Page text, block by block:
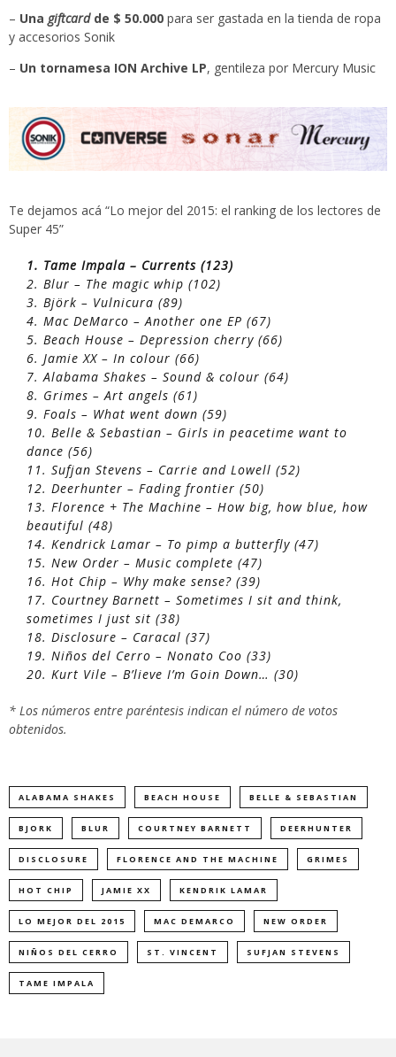
– Una giftcardde $ 50.000 para ser gastada en la tienda de ropa
y accesorios Sonik
– Un tornamesa ION Archive LP, gentileza por Mercury Music
Te dejamos acá “Lo mejor del 2015: el ranking de los lectores de
Super 45”
1. Tame Impala – Currents (123)
2. Blur – The magic whip (102)
3. Björk – Vulnicura (89)
4. Mac DeMarco – Another one EP (67)
5. Beach House – Depression cherry (66)
6. Jamie XX – In colour (66)
7. Alabama Shakes – Sound & colour (64)
8. Grimes – Art angels (61)
9. Foals – What went down (59)
10. Belle & Sebastian – Girls in peacetime want to
dance (56)
11. Sufjan Stevens – Carrie and Lowell (52)
12. Deerhunter – Fading frontier (50)
13. Florence + The Machine – How big, how blue, how
beautiful (48)
14. Kendrick Lamar – To pimp a butterfly (47)
15. New Order – Music complete (47)
16. Hot Chip – Why make sense? (39)
17. Courtney Barnett – Sometimes I sit and think,
sometimes I just sit (38)
18. Disclosure – Caracal (37)
19. Niños del Cerro – Nonato Coo (33)
20. Kurt Vile – B’lieve I’m Goin Down… (30)
* Los números entre paréntesis indican el número de votos
obtenidos.
ALABAMA SHAKES BEACH HOUSE BELLE & SEBASTIAN
BJORK BLUR COURTNEY BARNETT DEERHUNTER
DISCLOSURE FLORENCE AND THE MACHINE GRIMES
HOT CHIP JAMIE XX KENDRIK LAMAR
LO MEJOR DEL 2015 MAC DEMARCO NEW ORDER
NIÑOS DEL CERRO ST. VINCENT SUFJAN STEVENS
TAME IMPALA